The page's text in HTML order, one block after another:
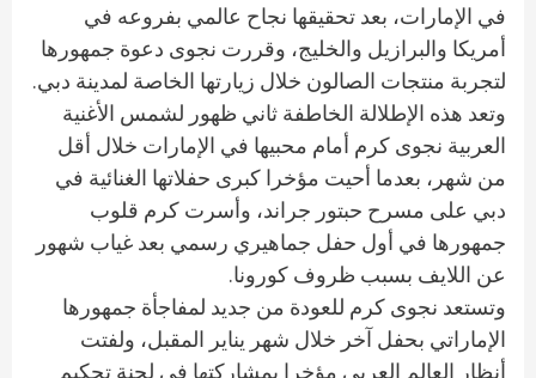
في الإمارات، بعد تحقيقها نجاح عالمي بفروعه في
أمريكا والبرازيل والخليج، وقررت نجوى دعوة جمهورها
لتجربة منتجات الصالون خلال زيارتها الخاصة لمدينة دبي.
وتعد هذه الإطلالة الخاطفة ثاني ظهور لشمس الأغنية
العربية نجوى كرم أمام محبيها في الإمارات خلال أقل
من شهر، بعدما أحيت مؤخرا كبرى حفلاتها الغنائية في
دبي على مسرح حبتور جراند، وأسرت كرم قلوب
جمهورها في أول حفل جماهيري رسمي بعد غياب شهور
عن اللايف بسبب ظروف كورونا.
وتستعد نجوى كرم للعودة من جديد لمفاجأة جمهورها
الإماراتي بحفل آخر خلال شهر يناير المقبل، ولفتت
أنظار العالم العربي مؤخرا بمشاركتها في لجنة تحكيم